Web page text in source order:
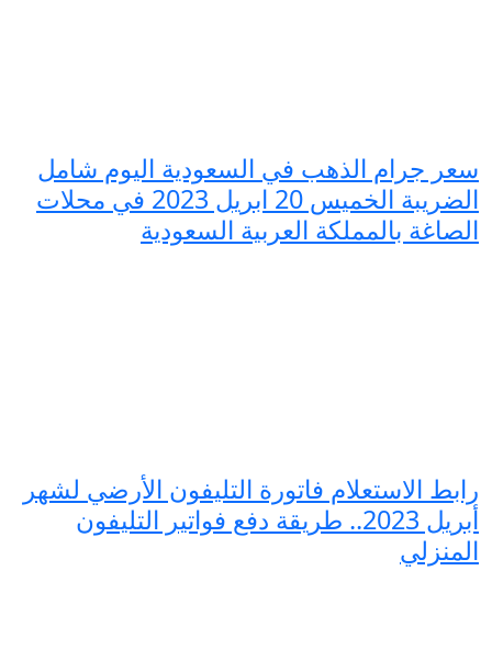
سعر جرام الذهب في السعودية اليوم شامل
الضريبة الخميس 20 ابريل 2023 في محلات
الصاغة بالمملكة العربية السعودية
رابط الاستعلام فاتورة التليفون الأرضي لشهر
أبريل 2023.. طريقة دفع فواتير التليفون
المنزلي